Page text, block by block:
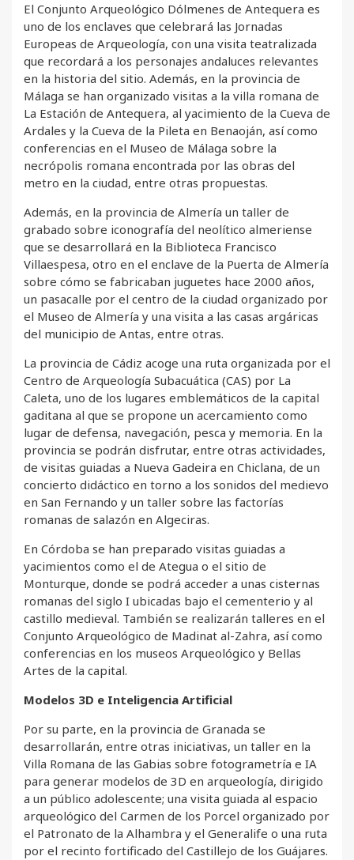
El Conjunto Arqueológico Dólmenes de Antequera es
uno de los enclaves que celebrará las Jornadas
Europeas de Arqueología, con una visita teatralizada
que recordará a los personajes andaluces relevantes
en la historia del sitio. Además, en la provincia de
Málaga se han organizado visitas a la villa romana de
La Estación de Antequera, al yacimiento de la Cueva de
Ardales y la Cueva de la Pileta en Benaoján, así como
conferencias en el Museo de Málaga sobre la
necrópolis romana encontrada por las obras del
metro en la ciudad, entre otras propuestas.
Además, en la provincia de Almería un taller de
grabado sobre iconografía del neolítico almeriense
que se desarrollará en la Biblioteca Francisco
Villaespesa, otro en el enclave de la Puerta de Almería
sobre cómo se fabricaban juguetes hace 2000 años,
un pasacalle por el centro de la ciudad organizado por
el Museo de Almería y una visita a las casas argáricas
del municipio de Antas, entre otras.
La provincia de Cádiz acoge una ruta organizada por el
Centro de Arqueología Subacuática (CAS) por La
Caleta, uno de los lugares emblemáticos de la capital
gaditana al que se propone un acercamiento como
lugar de defensa, navegación, pesca y memoria. En la
provincia se podrán disfrutar, entre otras actividades,
de visitas guiadas a Nueva Gadeira en Chiclana, de un
concierto didáctico en torno a los sonidos del medievo
en San Fernando y un taller sobre las factorías
romanas de salazón en Algeciras.
En Córdoba se han preparado visitas guiadas a
yacimientos como el de Ategua o el sitio de
Monturque, donde se podrá acceder a unas cisternas
romanas del siglo I ubicadas bajo el cementerio y al
castillo medieval. También se realizarán talleres en el
Conjunto Arqueológico de Madinat al-Zahra, así como
conferencias en los museos Arqueológico y Bellas
Artes de la capital.
Modelos 3D e Inteligencia Artificial
Por su parte, en la provincia de Granada se
desarrollarán, entre otras iniciativas, un taller en la
Villa Romana de las Gabias sobre fotogrametría e IA
para generar modelos de 3D en arqueología, dirigido
a un público adolescente; una visita guiada al espacio
arqueológico del Carmen de los Porcel organizado por
el Patronato de la Alhambra y el Generalife o una ruta
por el recinto fortificado del Castillejo de los Guájares.